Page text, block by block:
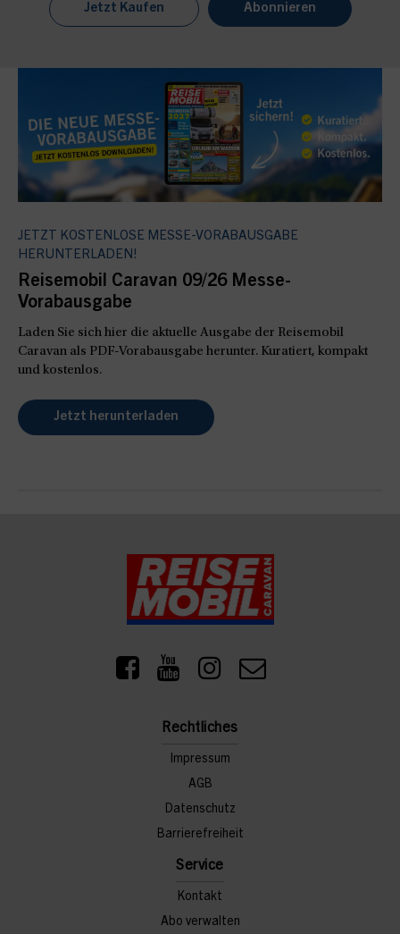
Jetzt Kaufen Abonnieren
JETZT KOSTENLOSE MESSE-VORABAUSGABE
HERUNTERLADEN!
Reisemobil Caravan 09/26 Messe-
Vorabausgabe
Laden Sie sich hier die aktuelle Ausgabe der Reisemobil
Caravan als PDF-Vorabausgabe herunter. Kuratiert, kompakt
und kostenlos.
Jetzt herunterladen
Rechtliches
Impressum
AGB
Datenschutz
Barrierefreiheit
Service
Kontakt
Abo verwalten